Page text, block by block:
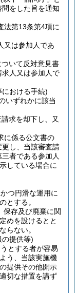
をした旨を通知
法第13条第4項に
又は参加人であ
いて反対意見書
人又は参加人で
おける手続)
いずれかに該当
求を却下し、又
に係る公文書の
更し、当該審査請
三者である参加人
している場合に
つ円滑な運用に
とする。
保存及び廃棄に関
めを設けるとと
らない。
提供等)
とする者が容易
う、当該実施機
提供その他開示
切な措置を講ず